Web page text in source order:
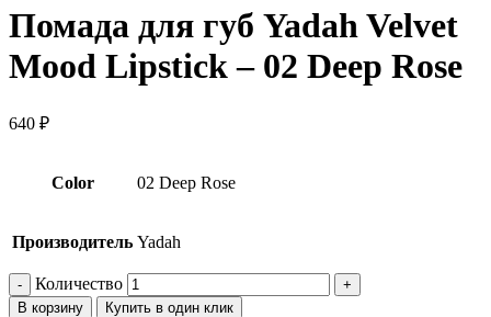
Помада для губ Yadah Velvet
Mood Lipstick – 02 Deep Rose
640 ₽
Color 02 Deep Rose
Производитель Yadah
Количество
В корзину Купить в один клик